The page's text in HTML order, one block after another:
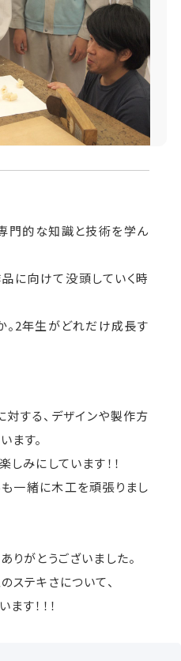
門的な知識と技術を学ん
に向けて没頭していく時
2年生がどれだけ成長す
する、デザインや製作方
ます。
しみにしています！！
一緒に木工を頑張りまし
りがとうございました。
ステキさについて、
す！！！